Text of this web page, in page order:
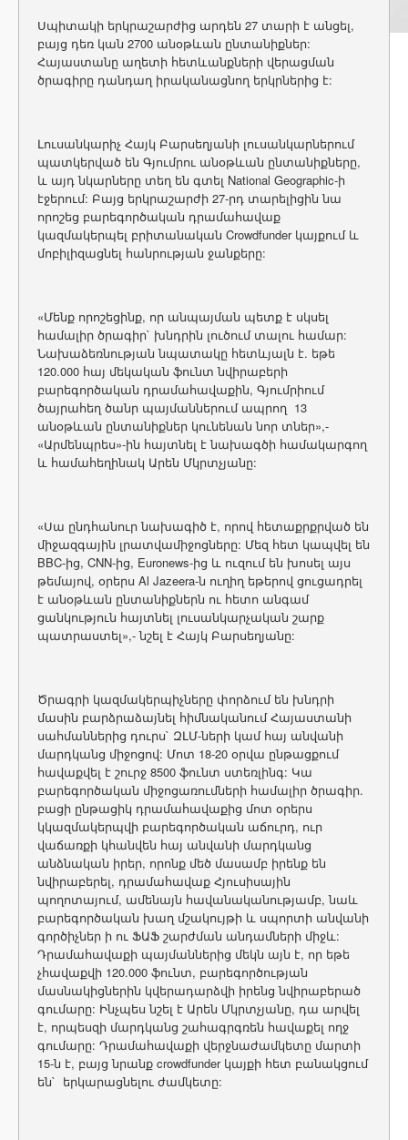
Սպիտակի երկրաշարժից արդեն 27 տարի է անցել,
բայց դեռ կան 2700 անօթևան ընտանիքներ:
Հայաստանը աղետի հետևանքների վերացման
ծրագիրը դանդաղ իրականացնող երկրներից է:
Լուսանկարիչ Հայկ Բարսեղյանի լուսանկարներում
պատկերված են Գյումրու անօթևան ընտանիքները,
և այդ նկարները տեղ են գտել National Geographic-ի
էջերում: Բայց երկրաշարժի 27-րդ տարելիցին նա
որոշեց բարեգործական դրամահավաք
կազմակերպել բրիտանական Crowdfunder կայքում և
մոբիլիզացնել հանրության ջանքերը:
«Մենք որոշեցինք, որ անպայման պետք է սկսել
համալիր ծրագիր` խնդրին լուծում տալու համար:
Նախաձեռնության նպատակը հետևյալն է. եթե
120.000 հայ մեկական ֆունտ նվիրաբերի
բարեգործական դրամահավաքին, Գյումրիում
ծայրահեղ ծանր պայմաններում ապրող 13
անօթևան ընտանիքներ կունենան նոր տներ»,-
«Արմենպրես»-ին հայտնել է նախագծի համակարգող
և համահեղինակ Արեն Մկրտչյանը:
«Սա ընդհանուր նախագիծ է, որով հետաքրքրված են
միջազգային լրատվամիջոցները: Մեզ հետ կապվել են
BBC-ից, CNN-ից, Euronews-ից և ուզում են խոսել այս
թեմայով, օրերս Al Jazeera-ն ուղիղ եթերով ցուցադրել
է անօթևան ընտանիքներն ու հետո անգամ
ցանկություն հայտնել լուսանկարչական շարք
պատրաստել»,- նշել է Հայկ Բարսեղյանը:
Ծրագրի կազմակերպիչները փորձում են խնդրի
մասին բարձրաձայնել հիմնականում Հայաստանի
սահմաններից դուրս` ԶԼՄ-ների կամ հայ անվանի
մարդկանց միջոցով: Մոտ 18-20 օրվա ընթացքում
հավաքվել է շուրջ 8500 ֆունտ ստեռլինգ: Կա
բարեգործական միջոցառումների համալիր ծրագիր.
բացի ընթացիկ դրամահավաքից մոտ օրերս
կկազմակերպվի բարեգործական աճուրդ, ուր
վաճառքի կհանվեն հայ անվանի մարդկանց
անձնական իրեր, որոնք մեծ մասամբ իրենք են
նվիրաբերել, դրամահավաք Հյուսիսային
պողոտայում, ամենայն հավանականությամբ, նաև
բարեգործական խաղ մշակույթի և սպորտի անվանի
գործիչներ ի ու ՖԱՖ շարժման անդամների միջև:
Դրամահավաքի պայմաններից մեկն այն է, որ եթե
չհավաքվի 120.000 ֆունտ, բարեգործության
մասնակիցներին կվերադարձվի իրենց նվիրաբերած
գումարը: Ինչպես նշել է Արեն Մկրտչյանը, դա արվել
է, որպեսզի մարդկանց շահագրգռեն հավաքել ողջ
գումարը: Դրամահավաքի վերջնաժամկետը մարտի
15-ն է, բայց նրանք crowdfunder կայքի հետ բանակցում
են` երկարացնելու ժամկետը: